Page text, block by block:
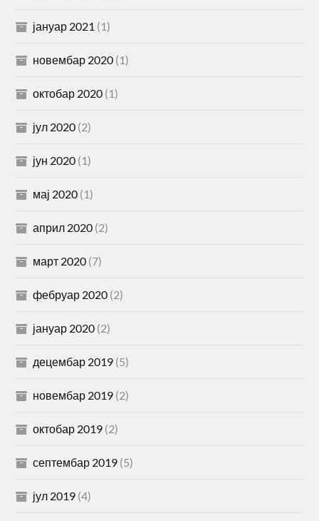
јануар 2021 (1)
новембар 2020 (1)
октобар 2020 (1)
јул 2020 (2)
јун 2020 (1)
мај 2020 (1)
април 2020 (2)
март 2020 (7)
фебруар 2020 (2)
јануар 2020 (2)
децембар 2019 (5)
новембар 2019 (2)
октобар 2019 (2)
септембар 2019 (5)
јул 2019 (4)